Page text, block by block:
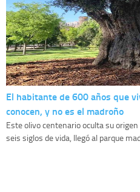
El habitante de 600 años que
conocen, y no es el madroño
Este olivo centenario oculta su
seis siglos de vida, llegó al parque